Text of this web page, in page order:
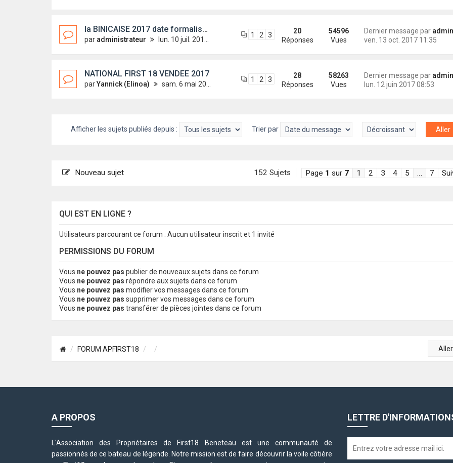
la BINICAISE 2017 date formalisée on vous attend ! :-)
par administrateur lun. 10 juil. 2017 08:41
Dernier message par
ven. 13 oct. 2017 11:35
20
Réponses
54596
Vues
1 2 3
NATIONAL FIRST 18 VENDEE 2017
parYannick (Elinoa) sam. 6 mai 2017 10:01
Dernier message par
lun. 12 juin 2017 08:53
28
Réponses
58263
Vues
1 2 3
Afficher les sujets publiés depuis : Trier par
Nouveau sujet 152 Sujets Page 1 sur 7 1 2 3 4 5 … 7
QUI EST EN LIGNE ?
Utilisateurs parcourant ce forum : Aucun utilisateur inscrit et 1 invité
PERMISSIONS DU FORUM
Vous ne pouvez pas publier de nouveaux sujets dans ce forum
Vous ne pouvez pas répondre aux sujets dans ce forum
Vous ne pouvez pas modifier vos messages dans ce forum
Vous ne pouvez pas supprimer vos messages dans ce forum
Vous ne pouvez pas transférer de pièces jointes dans ce forum
FORUM APFIRST18 Aller
A PROPOS
L'Association des Propriétaires de First18 Beneteau est une communauté de
passionnés de ce bateau de légende. Notre mission est de faire découvrir la voile côtière
LETTRE